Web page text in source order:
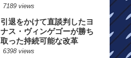
7189 views
引退をかけて直談判したヨ
ナス・ヴィンゲゴーが勝ち
取った持続可能な改革
6398 views